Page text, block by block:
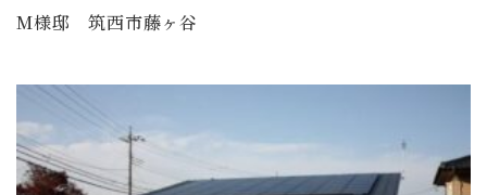
M様邸 筑西市藤ヶ谷